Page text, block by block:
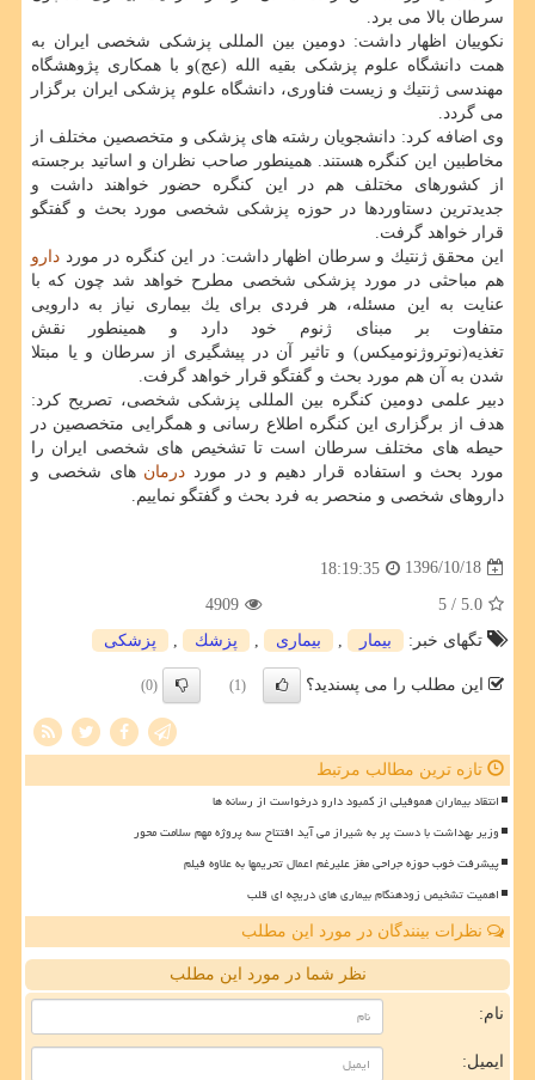
سرطان بالا می برد.
نكوییان اظهار داشت: دومین بین المللی پزشكی شخصی ایران به
همت دانشگاه علوم پزشكی بقیه الله (عج)و با همكاری پژوهشگاه
مهندسی ژنتیك و زیست فناوری، دانشگاه علوم پزشكی ایران برگزار
می گردد.
وی اضافه كرد: دانشجویان رشته های پزشكی و متخصصین مختلف از
مخاطبین این كنگره هستند. همینطور صاحب نظران و اساتید برجسته
از كشورهای مختلف هم در این كنگره حضور خواهند داشت و
جدیدترین دستاوردها در حوزه پزشكی شخصی مورد بحث و گفتگو
قرار خواهد گرفت.
این محقق ژنتیك و سرطان اظهار داشت: در این كنگره در مورد دارو
هم مباحثی در مورد پزشكی شخصی مطرح خواهد شد چون كه با
عنایت به این مسئله، هر فردی برای یك بیماری نیاز به دارویی
متفاوت بر مبنای ژنوم خود دارد و همینطور نقش
تغذیه(نوتروژنومیكس) و تاثیر آن در پیشگیری از سرطان و یا مبتلا
شدن به آن هم مورد بحث و گفتگو قرار خواهد گرفت.
دبیر علمی دومین كنگره بین المللی پزشكی شخصی، تصریح كرد:
هدف از برگزاری این كنگره اطلاع رسانی و همگرایی متخصصین در
حیطه های مختلف سرطان است تا تشخیص های شخصی ایران را
مورد بحث و استفاده قرار دهیم و در مورد درمان های شخصی و
داروهای شخصی و منحصر به فرد بحث و گفتگو نماییم.
1396/10/18
18:19:35
5.0
/ 5
4909
تگهای خبر:
بیمار بیماری پزشك پزشكی
این مطلب را می پسندید؟ (1)
(0)
تازه ترین مطالب مرتبط
انتقاد بیماران هموفیلی از کمبود دارو درخواست از رسانه ها
وزیر بهداشت با دست پر به شیراز می آید افتتاح سه پروژه مهم سلامت محور
پیشرفت خوب حوزه جراحی مغز علیرغم اعمال تحریمها به علاوه فیلم
اهمیت تشخیص زودهنگام بیماری های دریچه ای قلب
نظرات بینندگان در مورد این مطلب
نظر شما در مورد این مطلب
نام:
ایمیل: